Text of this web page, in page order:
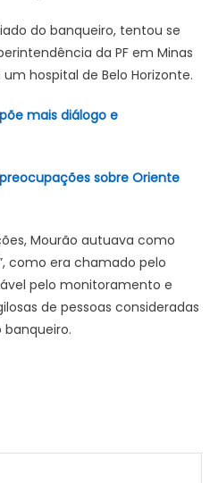
do banqueiro, tentou se
da PF em Minas
hospital de Belo Horizonte.
mais diálogo e
sobre Oriente
Mourão autuava como
como era chamado pelo
pelo monitoramento e
de pessoas consideradas
banqueiro.